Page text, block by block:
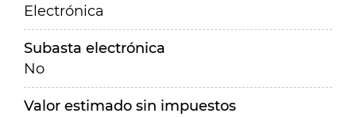
Electrónica
Subasta electrónica
No
Valor estimado sin impuestos